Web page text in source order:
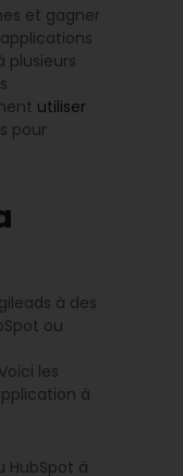
et gagner
plusieurs
utiliser
pour
à des
ou
les
à
HubSpot à